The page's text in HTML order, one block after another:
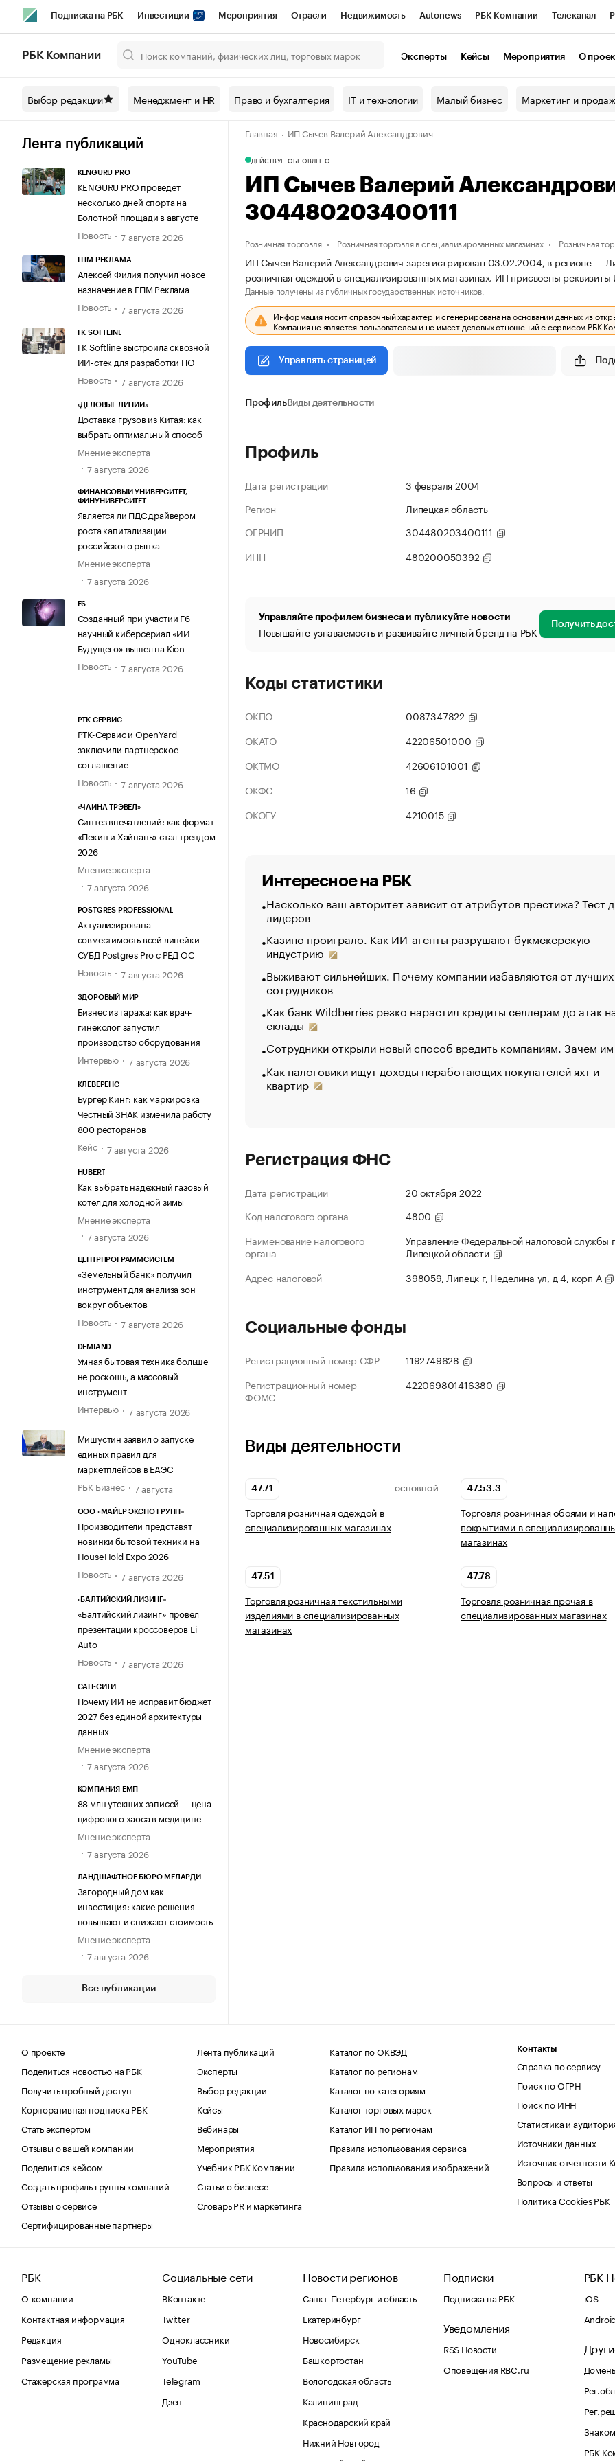
Подписка на РБК Инвестиции Мероприятия Отрасли Недвижимость Autonews РБК Компании Телеканал
Спецпроекты СПб Конференции СПб Спецпроекты Проверка контрагентов
Технологии и медиа Рынок наличной валюты
РБК Компании Эксперты Кейсы Мероприятия О
Выбор редакции Менеджмент и HR Право и бухгалтерия IT и технологии Малый бизнес Маркетинг и
Лента публикаций
KENGURU PRO
KENGURU PRO проведет
несколько дней спорта на
Болотной площади в августе
Новость
7 августа 2026
ГПМ РЕКЛАМА
Алексей Филия получил новое
назначение в ГПМ Реклама
Новость
7 августа 2026
ГК SOFTLINE
ГК Softline выстроила сквозной
ИИ-стек для разработки ПО
Новость
7 августа 2026
«ДЕЛОВЫЕ ЛИНИИ»
Доставка грузов из Китая: как
выбрать оптимальный способ
Мнение эксперта
7 августа 2026
ФИНАНСОВЫЙ УНИВЕРСИТЕТ,
ФИНУНИВЕРСИТЕТ
Является ли ПДС драйвером
роста капитализации
российского рынка
Мнение эксперта
7 августа 2026
F6
Созданный при участии F6
научный киберсериал «ИИ
Будущего» вышел на Kion
Новость
7 августа 2026
РТК-СЕРВИС
РТК-Сервис и OpenYard
заключили партнерское
соглашение
Новость
7 августа 2026
«ЧАЙНА ТРЭВЕЛ»
Синтез впечатлений: как формат
«Пекин и Хайнань» стал трендом
2026
Мнение эксперта
7 августа 2026
POSTGRES PROFESSIONAL
Актуализирована
совместимость всей линейки
СУБД Postgres Pro с РЕД ОС
Новость
7 августа 2026
ЗДОРОВЫЙ МИР
Бизнес из гаража: как врач-
гинеколог запустил
производство оборудования
Интервью
7 августа 2026
КЛЕВЕРЕНС
Бургер Кинг: как маркировка
Честный ЗНАК изменила работу
800 ресторанов
Кейс
7 августа 2026
HUBERT
Как выбрать надежный газовый
котел для холодной зимы
Мнение эксперта
7 августа 2026
ЦЕНТРПРОГРАММСИСТЕМ
«Земельный банк» получил
инструмент для анализа зон
вокруг объектов
Новость
7 августа 2026
DEMIAND
Умная бытовая техника больше
не роскошь, а массовый
инструмент
Интервью
7 августа 2026
Мишустин заявил о запуске
единых правил для
маркетплейсов в ЕАЭС
РБК Бизнес
7 августа
ООО «МАЙЕР ЭКСПО ГРУПП»
Производители представят
новинки бытовой техники на
HouseHold Expo 2026
Новость
7 августа 2026
«БАЛТИЙСКИЙ ЛИЗИНГ»
«Балтийский лизинг» провел
презентации кроссоверов Li
Auto
Новость
7 августа 2026
САН-СИТИ
Почему ИИ не исправит бюджет
2027 без единой архитектуры
данных
Мнение эксперта
7 августа 2026
КОМПАНИЯ ЕМП
88 млн утекших записей — цена
цифрового хаоса в медицине
Мнение эксперта
7 августа 2026
ЛАНДШАФТНОЕ БЮРО МЕЛАРДИ
Загородный дом как
инвестиция: какие решения
повышают и снижают стоимость
Мнение эксперта
7 августа 2026
Все публикации
Главная ИП Сычев Валерий Александрович
ДЕЙСТВУЕТОБНОВЛЕНО
ИП Сычев Валерий
304480203400111
Розничная торговля Розничная торговля в специализированных магазинах Розничная
ИП Сычев Валерий Александрович зарегистрирован 03.02.2004, в регионе —
розничная одеждой в специализированных магазинах. ИП присвоены
Данные получены из публичных государственных источников.
Информация носит справочный характер и сгенерирована на основании данных из
Компания не является пользователем и не имеет деловых отношений с сервисом РБК
Управлять страницей
ПрофильВиды деятельности
Профиль
Дата регистрации
3 февраля 2004
Регион
Липецкая область
ОГРНИП
304480203400111
ИНН
480200050392
Управляйте профилем бизнеса и публикуйте новости
Повышайте узнаваемость и развивайте личный бренд на РБК Получить
Коды статистики
ОКПО
0087347822
ОКАТО
42206501000
ОКТМО
42606101001
ОКФС
16
ОКОГУ
4210015
Интересное на РБК
Насколько ваш авторитет зависит от атрибутов престижа? Тест
лидеров
Казино проиграло. Как ИИ-агенты разрушают букмекерскую
индустрию
Выживают сильнейших. Почему компании избавляются от лучших
сотрудников
Как банк Wildberries резко нарастил кредиты селлерам до атак
склады
Сотрудники открыли новый способ вредить компаниям. Зачем
Как налоговики ищут доходы неработающих покупателей яхт и
квартир
Регистрация ФНС
Дата регистрации
20 октября 2022
Код налогового органа
4800
Наименование налогового
органа
Управление Федеральной налоговой службы
Липецкой области
Адрес налоговой
398059, Липецк г, Неделина ул, д 4, корп А
Социальные фонды
Регистрационный номер СФР
1192749628
Регистрационный номер
ФОМС
422069801416380
Виды деятельности
47.71 ОСНОВНОЙ
Торговля розничная одеждой в
специализированных магазинах
47.53.3
Торговля розничная обоями и
покрытиями в
магазинах
47.51
Торговля розничная текстильными
изделиями в специализированных
магазинах
47.78
Торговля розничная прочая в
специализированных магазинах
О проекте
Поделиться новостью на РБК
Получить пробный доступ
Корпоративная подписка РБК
Стать экспертом
Отзывы о вашей компании
Поделиться кейсом
Создать профиль группы компаний
Отзывы о сервисе
Сертифицированные партнеры
Лента публикаций
Эксперты
Выбор редакции
Кейсы
Вебинары
Мероприятия
Учебник РБК Компании
Статьи о бизнесе
Словарь PR и маркетинга
Каталог по ОКВЭД
Каталог по регионам
Каталог по категориям
Каталог торговых марок
Каталог ИП по регионам
Правила использования сервиса
Правила использования изображений
Контакты
Справка по сервису
Поиск по ОГРН
Поиск по ИНН
Статистика и
Источники данных
Источник отчетности
Вопросы и ответы
Политика Cookies РБК
РБК
О компании
Контактная информация
Редакция
Размещение рекламы
Стажерская программа
Социальные сети
ВКонтакте
Twitter
Одноклассники
YouTube
Telegram
Дзен
Новости регионов
Санкт-Петербург и область
Екатеринбург
Новосибирск
Башкортостан
Вологодская область
Калининград
Краснодарский край
Нижний Новгород
Подписки
Подписка на РБК
Уведомления
RSS Новости
Оповещения RBC.ru
РБК
iOS
РБК